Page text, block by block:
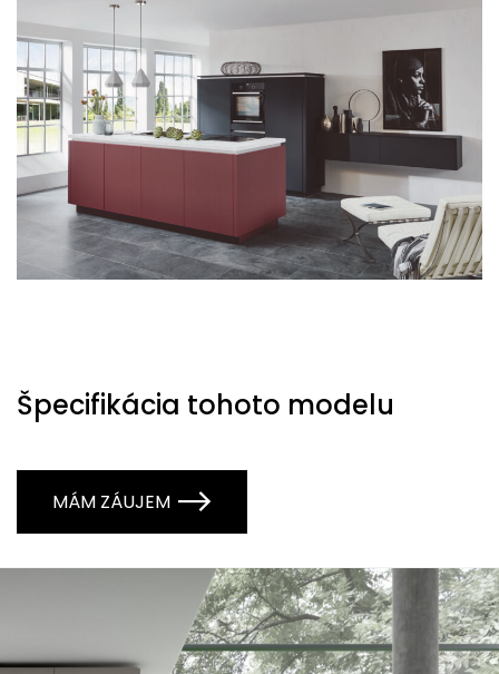
Špecifikácia tohoto modelu
MÁM ZÁUJEM